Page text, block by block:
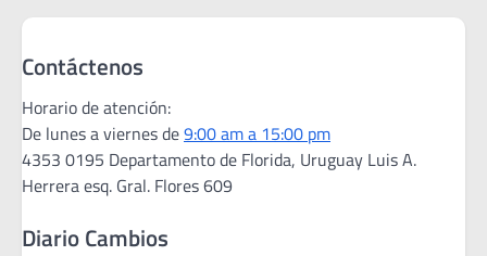
Contáctenos
Horario de atención:
De lunes a viernes de9:00 am a 15:00 pm
4353 0195 Departamento de Florida, Uruguay Luis A.
Herrera esq. Gral. Flores 609
Diario Cambios